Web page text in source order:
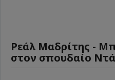
Ρεάλ Μαδρίτης -
στον σπουδαίο